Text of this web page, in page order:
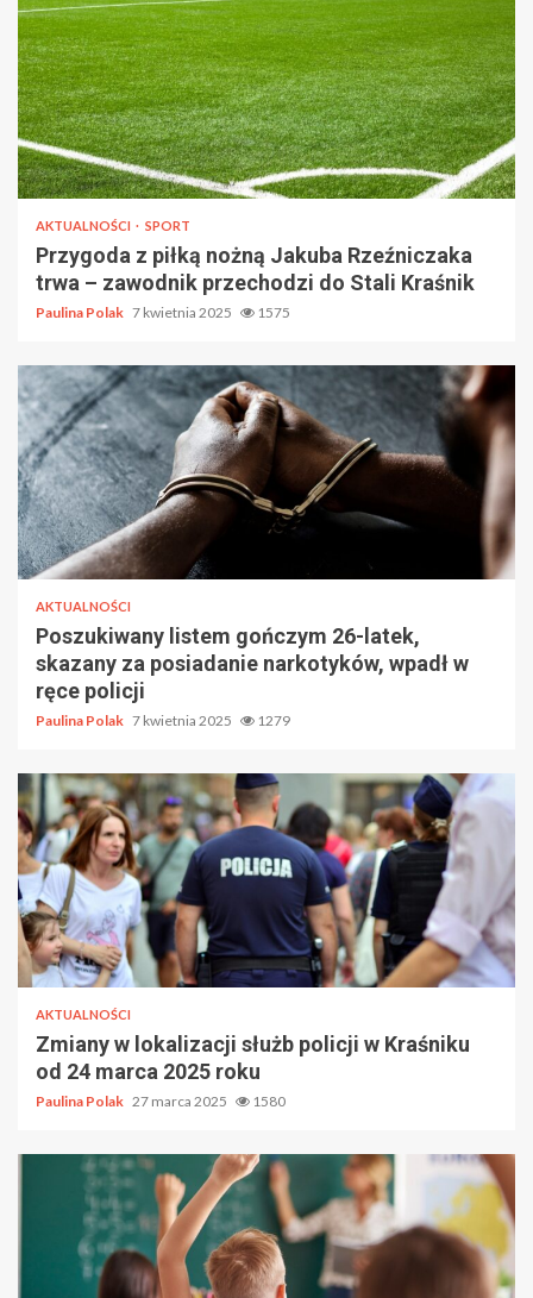
AKTUALNOŚCI SPORT
Przygoda z piłką nożną Jakuba Rzeźniczaka
trwa – zawodnik przechodzi do Stali Kraśnik
Paulina Polak 7 kwietnia 2025 1575
AKTUALNOŚCI
Poszukiwany listem gończym 26-latek,
skazany za posiadanie narkotyków, wpadł w
ręce policji
Paulina Polak 7 kwietnia 2025 1279
AKTUALNOŚCI
Zmiany w lokalizacji służb policji w Kraśniku
od 24 marca 2025 roku
Paulina Polak 27 marca 2025 1580